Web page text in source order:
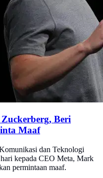
Beri
Maaf
dan Teknologi
kepada CEO Meta, Mark
permintaan maaf.